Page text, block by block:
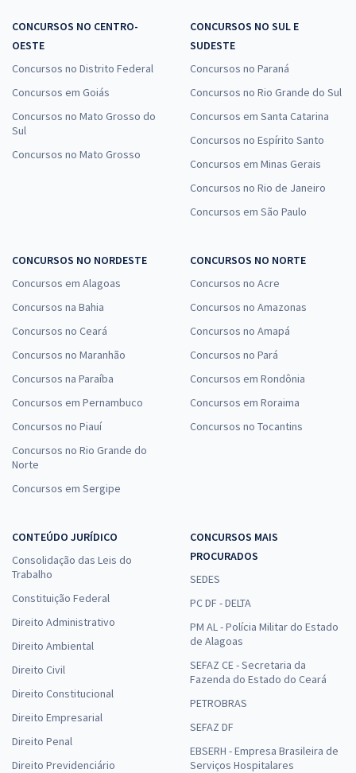
CONCURSOS NO CENTRO-
OESTE
Concursos no Distrito Federal
Concursos em Goiás
Concursos no Mato Grosso do
Sul
Concursos no Mato Grosso
CONCURSOS NO SUL E
SUDESTE
Concursos no Paraná
Concursos no Rio Grande do Sul
Concursos em Santa Catarina
Concursos no Espírito Santo
Concursos em Minas Gerais
Concursos no Rio de Janeiro
Concursos em São Paulo
CONCURSOS NO NORDESTE
Concursos em Alagoas
Concursos na Bahia
Concursos no Ceará
Concursos no Maranhão
Concursos na Paraíba
Concursos em Pernambuco
Concursos no Piauí
Concursos no Rio Grande do
Norte
Concursos em Sergipe
CONCURSOS NO NORTE
Concursos no Acre
Concursos no Amazonas
Concursos no Amapá
Concursos no Pará
Concursos em Rondônia
Concursos em Roraima
Concursos no Tocantins
CONTEÚDO JURÍDICO
Consolidação das Leis do
Trabalho
Constituição Federal
Direito Administrativo
Direito Ambiental
Direito Civil
Direito Constitucional
Direito Empresarial
Direito Penal
Direito Previdenciário
CONCURSOS MAIS
PROCURADOS
SEDES
PC DF - DELTA
PM AL - Polícia Militar do Estado
de Alagoas
SEFAZ CE - Secretaria da
Fazenda do Estado do Ceará
PETROBRAS
SEFAZ DF
EBSERH - Empresa Brasileira de
Serviços Hospitalares